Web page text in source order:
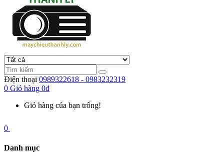
Điện thoại 0989322618 - 0983232319
0 Giỏ hàng 0đ
Giỏ hàng của bạn trống!
0
Danh mục